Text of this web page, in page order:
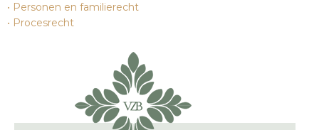
Personen en familierecht
Procesrecht